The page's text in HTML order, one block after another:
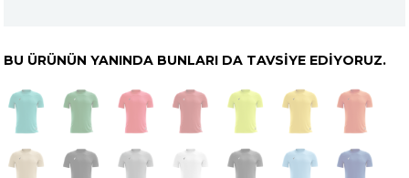
BU ÜRÜNÜN YANINDA BUNLARI DA TAVSIYE EDIYORUZ.